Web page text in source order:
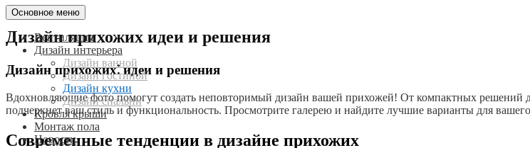
Основное меню
Вентиляция
Дизайн интерьера
Дизайн ванной
Дизайн гостиной
Дизайн кухни
Дизайн спальни
Кровля крыши
Монтаж пола
Новости
Дизайн прихожих идеи и решения
Дизайн прихожих⁚ идеи и решения
Вдохновляющие фото помогут создать неповторимый дизайн вашей прихожей! От компактных решений
подчеркнет ваш стиль и функциональность. Просмотрите галерею и найдите лучшие варианты для
Современные тенденции в дизайне прихожих